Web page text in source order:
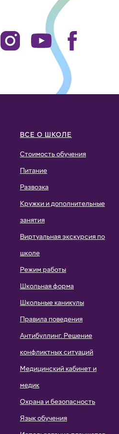
ВСЕ О ШКОЛЕ
Стоимость обучения
Питание
Развозка
Кружки и дополнительные
занятия
Виртуальная экскурсия по
школе
Режим работы
Школьная форма
Школьные каникулы
Правила поведения
Антибуллинг. Решение
конфликтных ситуаций
Медицинский кабинет и
медик
Охрана и безопасность
Язык обучения